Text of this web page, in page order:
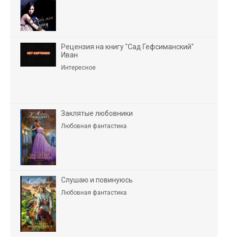
Рецензия на книгу "Сад Гефсиманский"
Иван
Интересное
Заклятые любовники
Любовная фантастика
Слушаю и повинуюсь
Любовная фантастика